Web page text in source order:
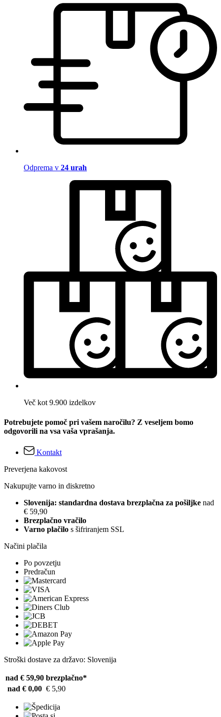
Odprema v 24 urah
Več kot 9.900 izdelkov
Potrebujete pomoč pri vašem naročilu? Z veseljem bomo
odgovorili na vsa vaša vprašanja.
Kontakt
Preverjena kakovost
Nakupujte varno in diskretno
Slovenija: standardna dostava brezplačna za pošiljke nad
€ 59,90
Brezplačno vračilo
Varno plačilo s šifriranjem SSL
Načini plačila
Po povzetju
Predračun
Stroški dostave za državo: Slovenija
nad € 59,90 brezplačno*
nad € 0,00 € 5,90